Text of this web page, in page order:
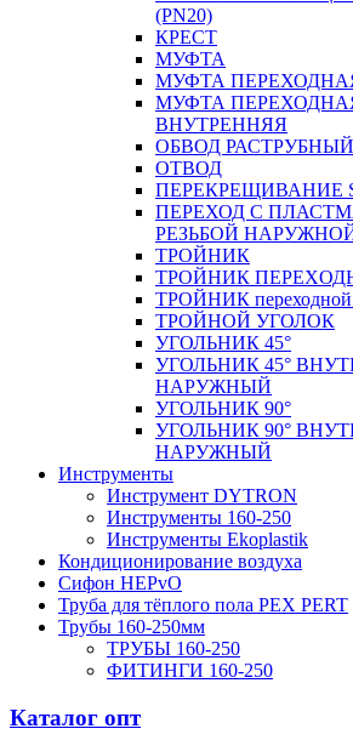
(PN20)
КРЕСТ
МУФТА
МУФТА
МУФТА
ВНУТРЕННЯЯ
ОБВОД РАСТРУБНЫЙ
ОТВОД
ПЕРЕКРЕЩИВАНИЕ S
ПЕРЕХОД С
РЕЗЬБОЙ
ТРОЙНИК
ТРОЙНИК
ТРОЙНИК переходной
ТРОЙНОЙ УГОЛОК
УГОЛЬНИК 45°
УГОЛЬНИК 45°
НАРУЖНЫЙ
УГОЛЬНИК 90°
УГОЛЬНИК 90°
НАРУЖНЫЙ
Инструменты
Инструмент DYTRON
Инструменты 160-250
Инструменты Ekoplastik
Кондиционирование воздуха
Сифон HEPvO
Труба для тёплого пола PEX PERT
Трубы 160-250мм
ТРУБЫ 160-250
ФИТИНГИ 160-250
Каталог опт